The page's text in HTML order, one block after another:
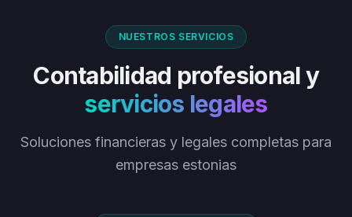
NUESTROS SERVICIOS
Contabilidad profesional y
servicios legales
Soluciones financieras y legales completas para
empresas estonias